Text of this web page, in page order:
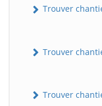
Trouver
Trouver
Trouver